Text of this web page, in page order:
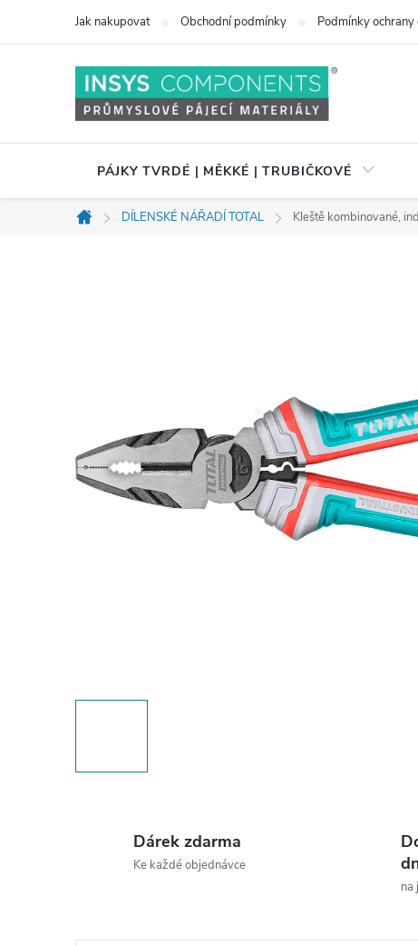
Jak nakupovat Obchodní podmínky Podmínky ochrany
PÁJKY TVRDÉ | MĚKKÉ | TRUBIČKOVÉ
Domů
DÍLENSKÉ NÁŘADÍ TOTAL Kleště kombinované,
Dárek zdarma
Ke každé objednávce
na